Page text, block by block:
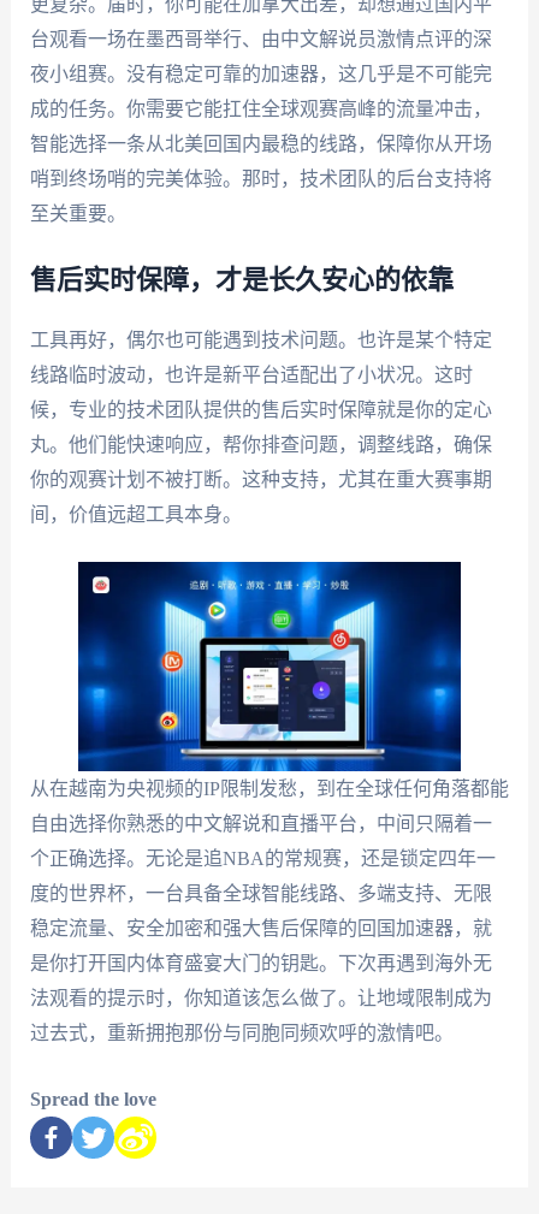
更复杂。届时，你可能在加拿大出差，却想通过国内平
台观看一场在墨西哥举行、由中文解说员激情点评的深
夜小组赛。没有稳定可靠的加速器，这几乎是不可能完
成的任务。你需要它能扛住全球观赛高峰的流量冲击，
智能选择一条从北美回国内最稳的线路，保障你从开场
哨到终场哨的完美体验。那时，技术团队的后台支持将
至关重要。
售后实时保障，才是长久安心的依靠
工具再好，偶尔也可能遇到技术问题。也许是某个特定
线路临时波动，也许是新平台适配出了小状况。这时
候，专业的技术团队提供的售后实时保障就是你的定心
丸。他们能快速响应，帮你排查问题，调整线路，确保
你的观赛计划不被打断。这种支持，尤其在重大赛事期
间，价值远超工具本身。
从在越南为央视频的IP限制发愁，到在全球任何角落都能
自由选择你熟悉的中文解说和直播平台，中间只隔着一
个正确选择。无论是追NBA的常规赛，还是锁定四年一
度的世界杯，一台具备全球智能线路、多端支持、无限
稳定流量、安全加密和强大售后保障的回国加速器，就
是你打开国内体育盛宴大门的钥匙。下次再遇到海外无
法观看的提示时，你知道该怎么做了。让地域限制成为
过去式，重新拥抱那份与同胞同频欢呼的激情吧。
Spread the love